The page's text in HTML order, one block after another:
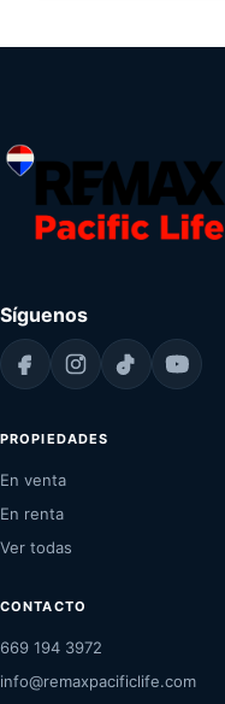
Síguenos
PROPIEDADES
En venta
En renta
Ver todas
CONTACTO
669 194 3972
info@remaxpacificlife.com